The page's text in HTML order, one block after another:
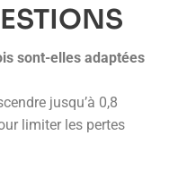
sont-elles adaptées
jusqu’à 0,8
limiter les pertes